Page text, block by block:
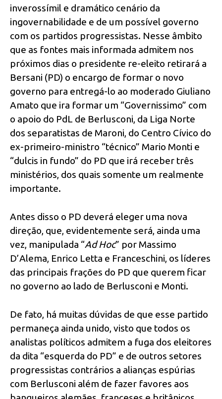
inverossímil e dramático cenário da
ingovernabilidade e de um possível governo
com os partidos progressistas. Nesse âmbito
que as fontes mais informada admitem nos
próximos dias o presidente re-eleito retirará a
Bersani (PD) o encargo de formar o novo
governo para entregá-lo ao moderado Giuliano
Amato que ira formar um “Governissimo” com
o apoio do PdL de Berlusconi, da Liga Norte
dos separatistas de Maroni, do Centro Cívico do
ex-primeiro-ministro “técnico” Mario Monti e
“dulcis in fundo” do PD que irá receber três
ministérios, dos quais somente um realmente
importante.
Antes disso o PD deverá eleger uma nova
direção, que, evidentemente será, ainda uma
vez, manipulada “Ad Hoc” por Massimo
D’Alema, Enrico Letta e Franceschini, os líderes
das principais frações do PD que querem ficar
no governo ao lado de Berlusconi e Monti.
De fato, há muitas dúvidas de que esse partido
permaneça ainda unido, visto que todos os
analistas políticos admitem a fuga dos eleitores
da dita “esquerda do PD” e de outros setores
progressistas contrários a alianças espúrias
com Berlusconi além de fazer favores aos